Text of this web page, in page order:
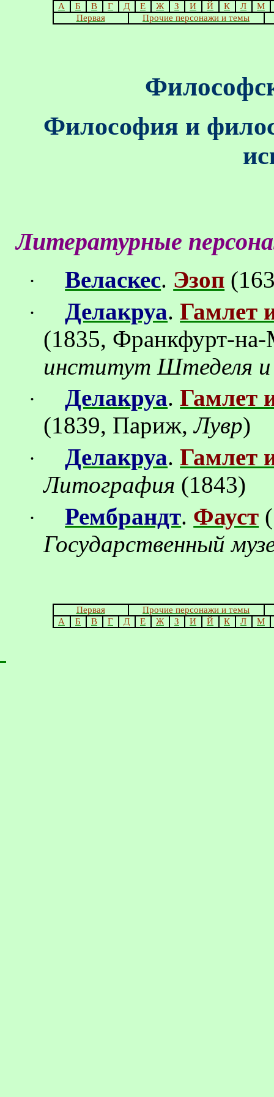
А Б В Г Д Е Ж З И Й К Л
М
Первая
Прочие персонажи и темы
Философия и
Литературные
· Веласкес. Эзоп (
· Делакруа.Гамлет
(1835, Франкфурт-
институт Штеделя и
· Делакруа.Гамлет
(1839, Париж,Лувр)
· Делакруа.Гамлет
Литография (1843)
· Рембрандт. Фауст
Государственный
Первая
Прочие персонажи и темы
А
Б В Г Д Е Ж З И Й К Л М